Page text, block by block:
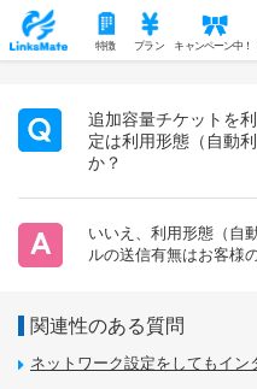
特徴 プラン キャンペーン中！
追加容量チケットを
定は利用形態（自動
か？
いいえ、利用形態（自
ルの送信有無はお客様
関連性のある質問
ネットワーク設定をしてもイン